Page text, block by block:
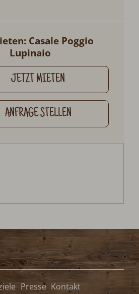
Casale Poggio
Lupinaio
JETZT MIETEN
ANFRAGE STELLEN
Presse Kontakt